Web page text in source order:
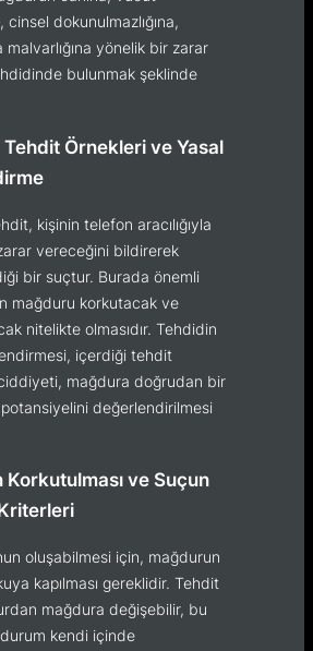
dokunulmazlığına,
malvarlığına yönelik bir zarar
bulunmak şeklinde
Örnekleri ve Yasal
kişinin telefon aracılığıyla
vereceğini bildirerek
bir suçtur. Burada önemli
mağduru korkutacak ve
nitelikte olmasıdır. Tehdidin
içerdiği tehdit
ciddiyeti, mağdura doğrudan bir
değerlendirilmesi
ve Suçun
oluşabilmesi için, mağdurun
kapılması gereklidir. Tehdit
mağdura değişebilir, bu
kendi içinde